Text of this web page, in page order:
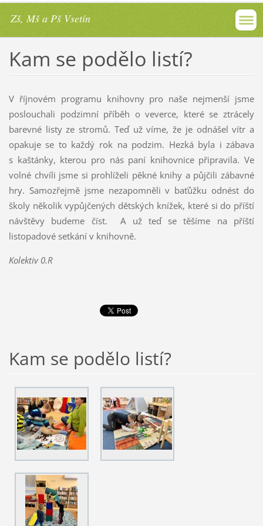
Zš, Mš a Pš Vsetín
Kam se podělo listí?
V říjnovém programu knihovny pro naše nejmenší jsme
poslouchali podzimní příběh o veverce, které se ztrácely
barevné listy ze stromů. Teď už víme, že je odnášel vítr a
opakuje se to každý rok na podzim. Hezká byla i zábava
s kaštánky, kterou pro nás paní knihovnice připravila. Ve
volné chvíli jsme si prohlíželi pěkné knihy a půjčili zábavné
hry. Samozřejmě jsme nezapomněli v baťůžku odnést do
školy několik vypůjčených dětských knížek, které si do příští
návštěvy budeme číst. A už teď se těšíme na příští
listopadové setkání v knihovně.
Kolektiv 0.R
Kam se podělo listí?